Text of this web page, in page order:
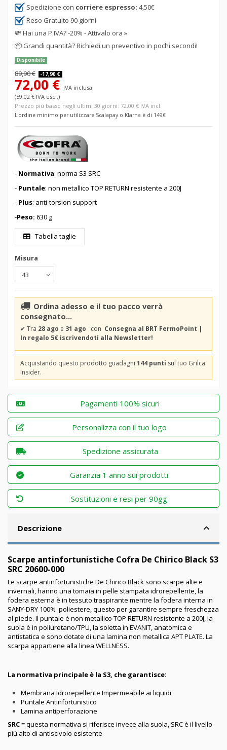
Spedizione con corriere espresso: 4,50€
Reso Gratuito 90 giorni
💸Hai una P.IVA? -20% - Attivalo ora »
📦 Grandi quantità? Richiedi un preventivo in pochi secondi!
Disponibile
89,90 € -17,90 €
72,00 € IVA inclusa
(59,02 € IVA escl.)
Prezzo più basso negli ultimi 30 giorni: 72,00 € IVA incl.
L'ordine minimo per utilizzare Scalapay o Klarna è di 149€
- Normativa: norma S3 SRC
- Puntale: non metallico TOP RETURN resistente a 200J
- Plus: anti-torsion support
-Peso: 630 g
Tabella taglie
Misura
Ordina adesso e il tuo pacco verrà
consegnato...
✔ Tra 28 ago e 31 ago con Consegna al BRT FermoPoint |
In regalo 5€ iscrivendoti alla Newsletter!
Acquistando questo prodotto guadagni 144 punti sul tuo Grilca
Insider.
Pagamenti 100% sicuri
Personalizza con il tuo logo
Spedizione assicurata
Garanzia 1 anno sui prodotti
Sostituzioni e resi per 90gg
Descrizione
Scarpe antinfortunistiche Cofra De Chirico Black S3
SRC 20600-000
Le scarpe antinfortunistiche De Chirico Black sono scarpe alte e
invernali, hanno una tomaia in pelle stampata idrorepellente, la
fodera esterna è in tessuto traspirante mentre la fodera interna in
SANY-DRY 100% poliestere, questo per garantire sempre freschezza
al piede. Il puntale è non metallico TOP RETURN resistente a 200J, la
suola è in poliuretano/TPU, la soletta in EVANIT, anatomica e
antistatica e sono dotate di una lamina non metallica APT PLATE. La
scarpa appartiene alla linea WELLNESS.
La normativa principale è la S3, che garantisce:
Membrana Idrorepellente Impermeabile ai liquidi
Puntale Antinfortunistico
Lamina antiperforazione
SRC= questa normativa si riferisce invece alla suola, SRC è il livello
più alto di antiscivolo esistente